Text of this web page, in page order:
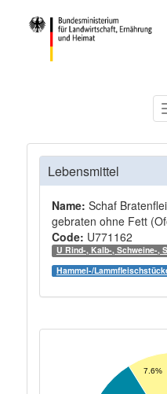
Lebensmittel
Name: Schaf
gebraten ohne Fett
Code: U771162
U Rind-, Kalb-, Schweine-,
Hammel-/
7.6%